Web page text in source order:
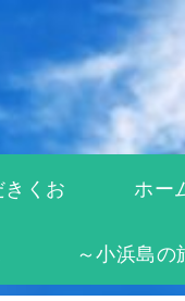
くお ホー
～小浜島の